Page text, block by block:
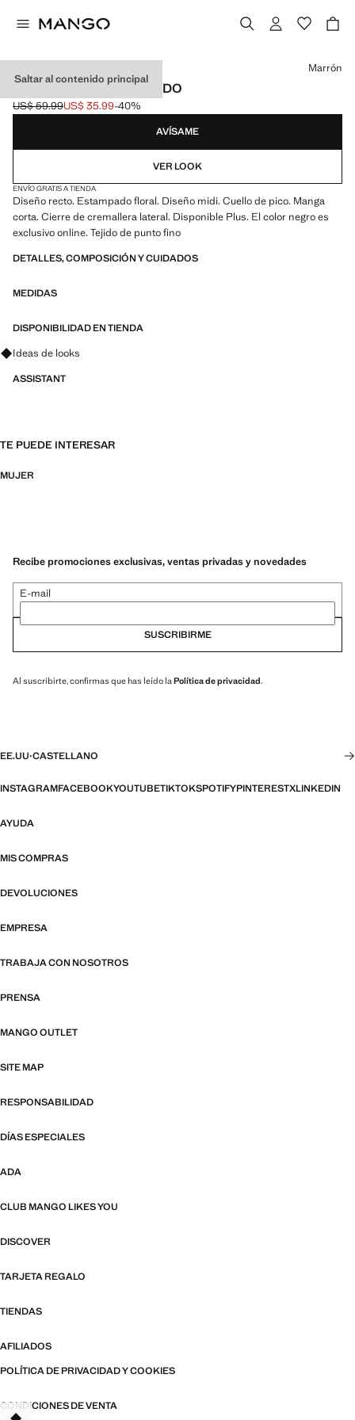
Saltar al contenido principal
VESTIDO MIDI ESTAMPADO
Precio inicial tachado [US$ 59.99 ]
US$ 59.99
Precio actual [US$ 35.99 ]
US$ 35.99-40%
Selecciona un color
Marrón
AVÍSAME
VER LOOK
ENVÍO GRATIS A TIENDA
Diseño recto. Estampado floral. Diseño midi. Cuello de pico. Manga
corta. Cierre de cremallera lateral. Disponible Plus. El color negro es
exclusivo online. Tejido de punto fino
DETALLES, COMPOSICIÓN Y CUIDADOS
MEDIDAS
DISPONIBILIDAD EN TIENDA
Pregunta por looks, prendas y tendencias
Ideas de looks
ASSISTANT
TE PUEDE INTERESAR
MUJER
Recibe promociones exclusivas, ventas privadas y novedades
E-mail
SUSCRIBIRME
Al suscribirte, confirmas que has leído la Política de privacidad.
EE.UU·CASTELLANO
INSTAGRAMFACEBOOKYOUTUBETIKTOKSPOTIFYPINTERESTXLINKEDIN
AYUDA
MIS COMPRAS
DEVOLUCIONES
EMPRESA
TRABAJA CON NOSOTROS
PRENSA
MANGO OUTLET
SITE MAP
RESPONSABILIDAD
DÍAS ESPECIALES
ADA
CLUB MANGO LIKES YOU
DISCOVER
TARJETA REGALO
TIENDAS
AFILIADOS
POLÍTICA DE PRIVACIDAD Y COOKIES
CONDICIONES DE VENTA